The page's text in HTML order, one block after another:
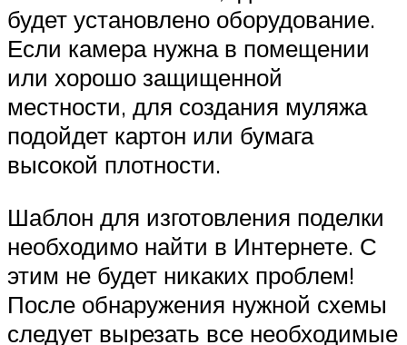
будет установлено оборудование.
Если камера нужна в помещении
или хорошо защищенной
местности, для создания муляжа
подойдет картон или бумага
высокой плотности.
Шаблон для изготовления поделки
необходимо найти в Интернете. С
этим не будет никаких проблем!
После обнаружения нужной схемы
следует вырезать все необходимые